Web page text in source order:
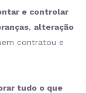
e controlar
, alteração
contratou e
tudo o que